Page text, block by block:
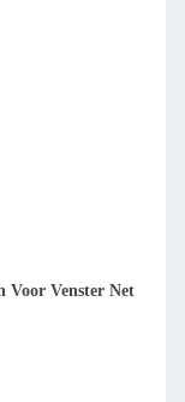
Voor Venster Net